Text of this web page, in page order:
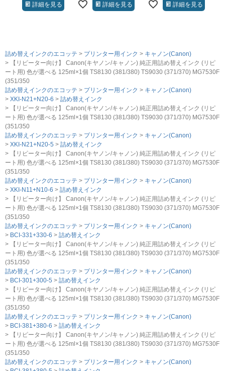
詳細を見る 詳細を見る 詳細を見る
詰め替えインクのエコッテ プリンター用インク
キャノン(Canon)
【リピーター向け】 Canon(キヤノン/キャノン) 純正用詰め替えインク (リピ
ート用) 色が選べる 125ml×1個 TS8130 (381/380) TS9030 (371/370) MG7530F
(351/350
詰め替えインクのエコッテ
プリンター用インク
キャノン(Canon)
XKI-N21+N20-6
詰め替えインク
【リピーター向け】 Canon(キヤノン/キャノン) 純正用詰め替えインク (リピ
ート用) 色が選べる 125ml×1個 TS8130 (381/380) TS9030 (371/370) MG7530F
(351/350
詰め替えインクのエコッテ
プリンター用インク
キャノン(Canon)
XKI-N21+N20-5
詰め替えインク
【リピーター向け】 Canon(キヤノン/キャノン) 純正用詰め替えインク (リピ
ート用) 色が選べる 125ml×1個 TS8130 (381/380) TS9030 (371/370) MG7530F
(351/350
詰め替えインクのエコッテ
プリンター用インク
キャノン(Canon)
XKI-N11+N10-6
詰め替えインク
【リピーター向け】 Canon(キヤノン/キャノン) 純正用詰め替えインク (リピ
ート用) 色が選べる 125ml×1個 TS8130 (381/380) TS9030 (371/370) MG7530F
(351/350
詰め替えインクのエコッテ
プリンター用インク
キャノン(Canon)
BCI-331+330-6
詰め替えインク
【リピーター向け】 Canon(キヤノン/キャノン) 純正用詰め替えインク (リピ
ート用) 色が選べる 125ml×1個 TS8130 (381/380) TS9030 (371/370) MG7530F
(351/350
詰め替えインクのエコッテ
プリンター用インク
キャノン(Canon)
BCI-301+300-5
詰め替えインク
【リピーター向け】 Canon(キヤノン/キャノン) 純正用詰め替えインク (リピ
ート用) 色が選べる 125ml×1個 TS8130 (381/380) TS9030 (371/370) MG7530F
(351/350
詰め替えインクのエコッテ
プリンター用インク
キャノン(Canon)
BCI-381+380-6
詰め替えインク
【リピーター向け】 Canon(キヤノン/キャノン) 純正用詰め替えインク (リピ
ート用) 色が選べる 125ml×1個 TS8130 (381/380) TS9030 (371/370) MG7530F
(351/350
詰め替えインクのエコッテ
プリンター用インク
キャノン(Canon)